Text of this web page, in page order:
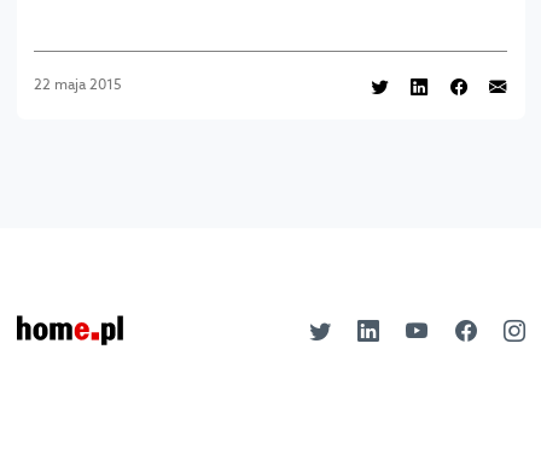
22 maja 2015